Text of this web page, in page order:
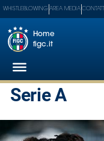
Federazione
WHISTLEBLOWING AREA MEDIA CONTATTI
Home
figc.it
Serie A